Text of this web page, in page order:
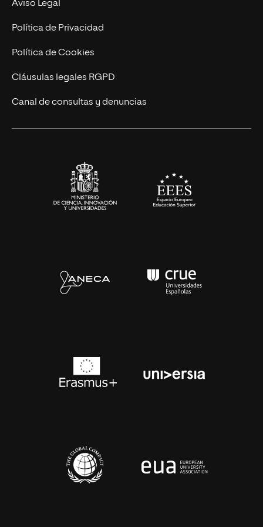
Postgrados
Cursos Universitarios
Trabaja en UNIR
Actualidad
UNIR Revista
Eventos
Aviso Legal
Política de Privacidad
Política de Cookies
Cláusulas legales RGPD
Canal de consultas y denuncias